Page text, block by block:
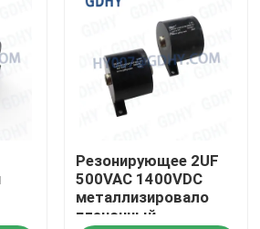
кондукцией
конденсатор
X2
Резонирующее 2UF
500VAC 1400VDC
металлизировало
пленочный